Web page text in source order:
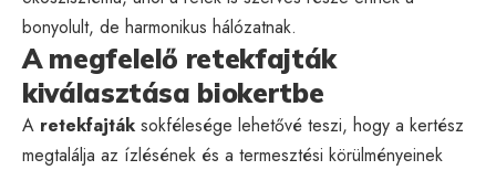
bonyolult, de harmonikus hálózatnak.
A megfelelő retekfajták
kiválasztása biokertbe
A retekfajták sokfélesége lehetővé teszi, hogy a kertész
megtalálja az ízlésének és a termesztési körülményeinek